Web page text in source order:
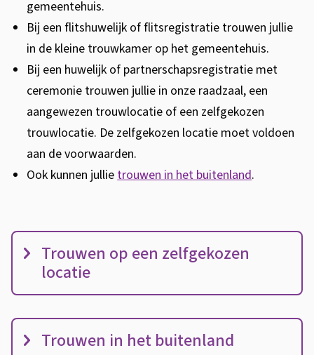
gemeentehuis.
Bij een flitshuwelijk of flitsregistratie trouwen jullie
in de kleine trouwkamer op het gemeentehuis.
Bij een huwelijk of partnerschapsregistratie met
ceremonie trouwen jullie in onze raadzaal, een
aangewezen trouwlocatie of een zelfgekozen
trouwlocatie. De zelfgekozen locatie moet voldoen
aan de voorwaarden.
Ook kunnen jullietrouwen in het buitenland.
L
t
Trouwen op een zelfgekozen
locatie
Trouwen in het buitenland